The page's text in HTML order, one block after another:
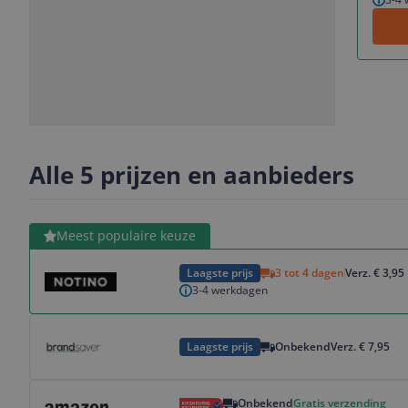
Alle 5 prijzen en aanbieders
Meest populaire keuze
Laagste prijs 3 tot 4 dagenVerz. € 3,95
3-4 werkdagen
Bekijk product
Laagste prijs OnbekendVerz. € 7,95
OnbekendGratis verzending